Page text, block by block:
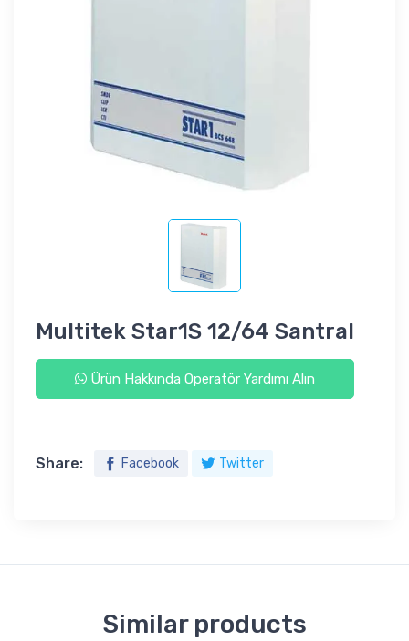
Multitek Star1S 12/64 Santral
Ürün Hakkında Operatör Yardımı Alın
Share: Facebook Twitter
Similar products